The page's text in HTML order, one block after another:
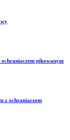
ochraniaczem pikowanym
z ochraniaczem